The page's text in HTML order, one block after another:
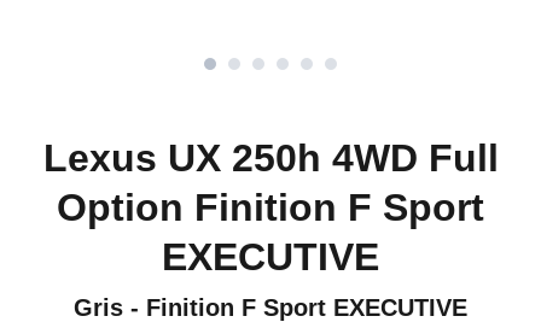
Lexus UX 250h 4WD Full
Option Finition F Sport
EXECUTIVE
Gris - Finition F Sport EXECUTIVE